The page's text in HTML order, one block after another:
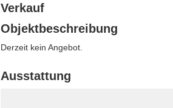
Verkauf
Objektbeschreibung
Derzeit kein Angebot.
Ausstattung